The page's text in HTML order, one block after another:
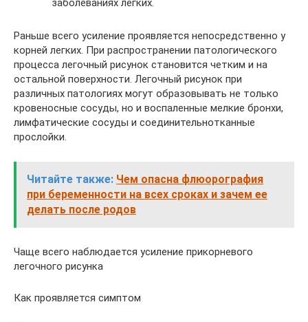
Раньше всего усиление проявляется непосредственно у
корней легких. При распространении патологического
процесса легочный рисунок становится четким и на
остальной поверхности. Легочный рисунок при
различных патологиях могут образовывать не только
кровеносные сосуды, но и воспаленные мелкие бронхи,
лимфатические сосуды и соединительнотканные
прослойки.
Читайте также: Чем опасна флюорография
при беременности на всех сроках и зачем ее
делать после родов
Чаще всего наблюдается усиление прикорневого
легочного рисунка
Как проявляется симптом